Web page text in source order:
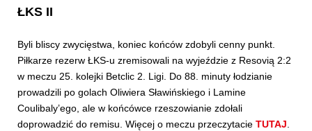
SKLEP KUP BILET
ŁKS II
Byli bliscy zwycięstwa, koniec końców zdobyli cenny punkt.
Piłkarze rezerw ŁKS-u zremisowali na wyjeździe z Resovią 2:2
w meczu 25. kolejki Betclic 2. Ligi. Do 88. minuty łodzianie
prowadzili po golach Oliwiera Sławińskiego i Lamine
Coulibaly’ego, ale w końcówce rzeszowianie zdołali
doprowadzić do remisu. Więcej o meczu przeczytacie TUTAJ.